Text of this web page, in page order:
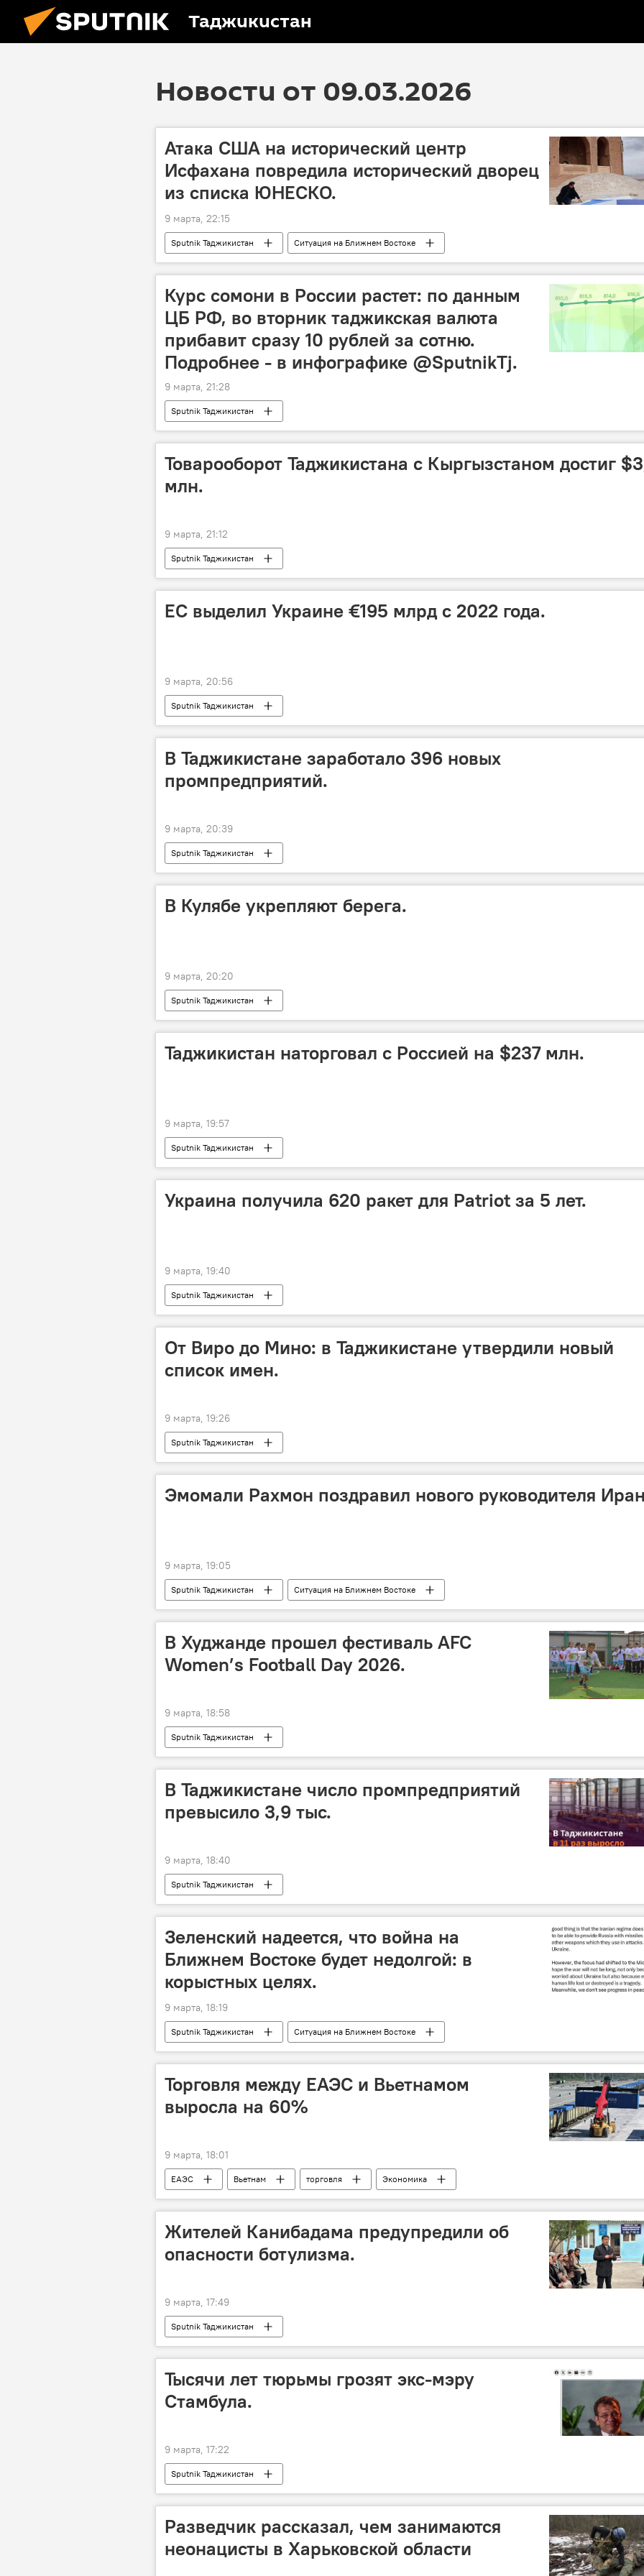
Таджикистан
Новости от 09.03.2026
Атака США на исторический центр
Исфахана повредила исторический дворец
из списка ЮНЕСКО.
9 марта, 22:15
Sputnik Таджикистан Ситуация на Ближнем Востоке
Курс сомони в России растет: по данным
ЦБ РФ, во вторник таджикская валюта
прибавит сразу 10 рублей за сотню.
Подробнее - в инфографике @SputnikTj.
9 марта, 21:28
Sputnik Таджикистан
Товарооборот Таджикистана с Кыргызстаном достиг
млн.
9 марта, 21:12
Sputnik Таджикистан
ЕС выделил Украине €195 млрд с 2022 года.
9 марта, 20:56
Sputnik Таджикистан
В Таджикистане заработало 396 новых
промпредприятий.
9 марта, 20:39
Sputnik Таджикистан
В Кулябе укрепляют берега.
9 марта, 20:20
Sputnik Таджикистан
Таджикистан наторговал с Россией на $237 млн.
9 марта, 19:57
Sputnik Таджикистан
Украина получила 620 ракет для Patriot за 5 лет.
9 марта, 19:40
Sputnik Таджикистан
От Виро до Мино: в Таджикистане утвердили новый
список имен.
9 марта, 19:26
Sputnik Таджикистан
Эмомали Рахмон поздравил нового руководителя
9 марта, 19:05
Sputnik Таджикистан Ситуация на Ближнем Востоке
В Худжанде прошел фестиваль AFC
Women’s Football Day 2026.
9 марта, 18:58
Sputnik Таджикистан
В Таджикистане число промпредприятий
превысило 3,9 тыс.
9 марта, 18:40
Sputnik Таджикистан
Зеленский надеется, что война на
Ближнем Востоке будет недолгой: в
корыстных целях.
9 марта, 18:19
Sputnik Таджикистан Ситуация на Ближнем Востоке
Торговля между ЕАЭС и Вьетнамом
выросла на 60%
9 марта, 18:01
ЕАЭС Вьетнам торговля Экономика
Жителей Канибадама предупредили об
опасности ботулизма.
9 марта, 17:49
Sputnik Таджикистан
Тысячи лет тюрьмы грозят экс-мэру
Стамбула.
9 марта, 17:22
Sputnik Таджикистан
Разведчик рассказал, чем занимаются
неонацисты в Харьковской области